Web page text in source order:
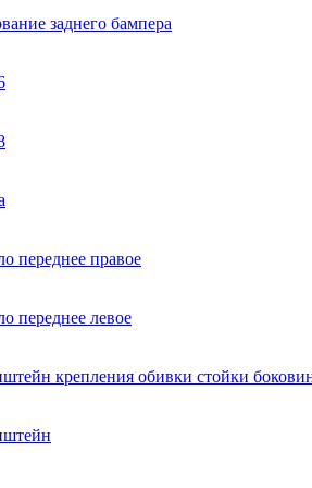
заднего бампера
переднее правое
переднее левое
крепления обивки стойки